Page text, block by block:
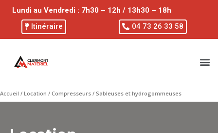
Lundi au Vendredi : 7h30 – 12h / 13h30 – 18h
Itinéraire
04 73 26 33 58
Accueil / Location / Compresseurs / Sableuses et hydrogommeuses